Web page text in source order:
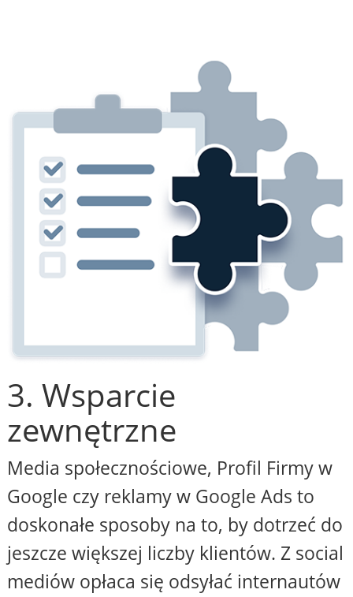
3. Wsparcie
zewnętrzne
Media społecznościowe, Profil Firmy w
Google czy reklamy w Google Ads to
doskonałe sposoby na to, by dotrzeć do
jeszcze większej liczby klientów. Z social
mediów opłaca się odsyłać internautów